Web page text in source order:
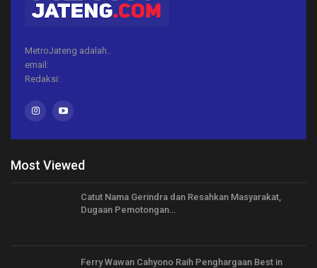
MetroJateng adalah..
email:
Redaksi:
Most Viewed
Catut Nama Gerindra dan Resahkan Masyarakat,
Dugaan Pemotongan…
Ferry Wawan Cahyono Raih Penghargaan Best in